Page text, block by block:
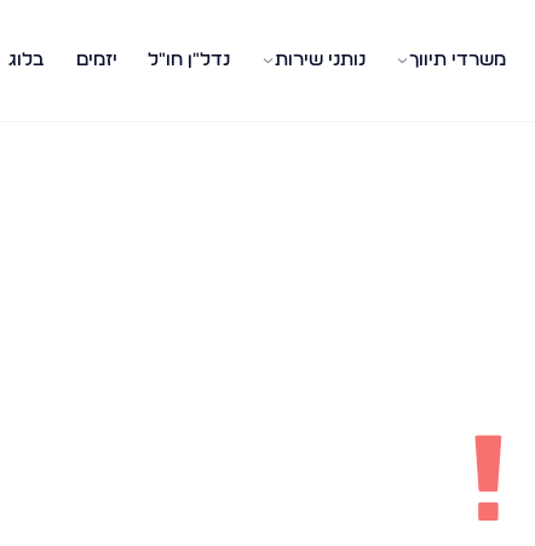
משרדי תיווך נותני שירות נדל"ן חו"ל יזמים בלוג
!